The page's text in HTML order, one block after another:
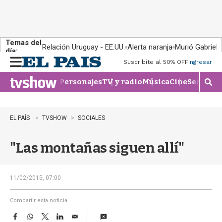
Temas del
día:
Relación Uruguay - EE.UU. Alerta naranja Murió Gabriel
n
u
Suscribite al 50% OFFIngresar
PersonajesTV y radioMúsicaCineSeries
M
o
EL PAÍS TVSHOW SOCIALES
"Las montañas siguen allí"
11/02/2015, 07:00
Compartir esta noticia
F
W
T
L
E